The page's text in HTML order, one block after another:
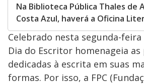
Na Biblioteca Pública Thales de
Costa Azul, haverá a Oficina
Celebrado nesta segunda-feira
Dia do Escritor homenageia as
dedicadas à escrita em suas
formas. Por isso, a FPC